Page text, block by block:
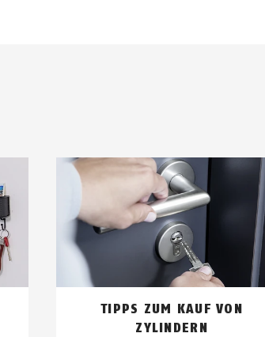
TIPPS ZUM KAUF VON
ZYLINDERN